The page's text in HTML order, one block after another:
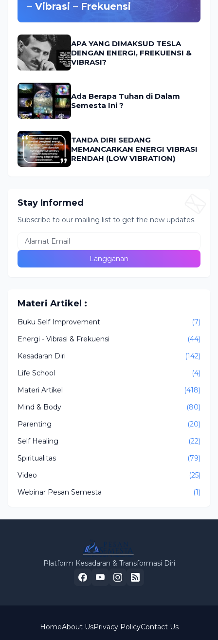
– Vibrasi – Frekuensi
APA YANG DIMAKSUD TESLA
DENGAN ENERGI, FREKUENSI &
VIBRASI?
Ada Berapa Tuhan di Dalam
Semesta Ini ?
TANDA DIRI SEDANG
MEMANCARKAN ENERGI VIBRASI
RENDAH (LOW VIBRATION)
Stay Informed
Subscribe to our mailing list to get the new updates.
Materi Artikel :
Buku Self Improvement
(7)
Energi - Vibrasi & Frekuensi
(44)
Kesadaran Diri
(142)
Life School
(4)
Materi Artikel
(418)
Mind & Body
(80)
Parenting
(20)
Self Healing
(22)
Spiritualitas
(79)
Video
(25)
Webinar Pesan Semesta
(1)
Platform Kesadaran & Transformasi Diri
HomeAbout UsPrivacy PolicyContact Us